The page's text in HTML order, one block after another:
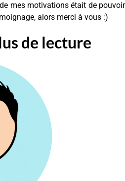
mes motivations était de pouvoir
alors merci à vous :)
de lecture